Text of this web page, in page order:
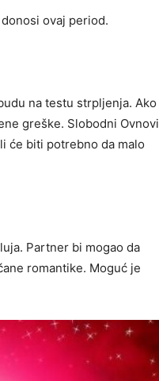
ovaj period.
na testu strpljenja. Ako
greške. Slobodni Ovnovi
će biti potrebno da malo
Partner bi mogao da
romantike. Moguć je